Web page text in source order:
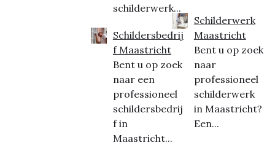
schilderwerk...
Schildersbedrij
f Maastricht
Bent u op zoek
naar een
professioneel
schildersbedrij
f in
Maastricht...
Schilderwerk
Maastricht
Bent u op zoek
naar
professioneel
schilderwerk
in Maastricht?
Een...